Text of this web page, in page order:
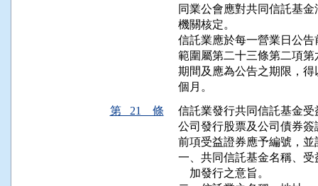
同業公會應對共同信託基
機關核定。
信託業應於每一營業日公
範圍屬第二十三條第二項
期間及應為公告之期限，
個月。
第 21 條
信託業發行共同信託基金
公司發行股票及公司債券
前項受益證券應予編號，
一、共同信託基金名稱、
    加發行之意旨。